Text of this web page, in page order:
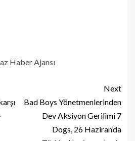
Haber Ajansı
Next
Bad Boys Yönetmenlerinden
Dev Aksiyon Gerilimi 7
Dogs, 26 Haziran’da